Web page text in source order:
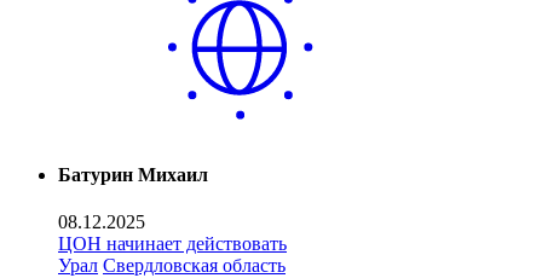
Батурин Михаил
08.12.2025
ЦОН начинает действовать
Урал Свердловская область